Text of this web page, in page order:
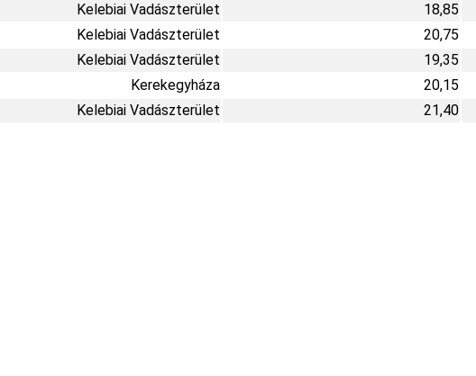
Kelebiai Vadászterület 18,85
Kelebiai Vadászterület 20,75
Kelebiai Vadászterület 19,35
Kerekegyháza 20,15
Kelebiai Vadászterület 21,40